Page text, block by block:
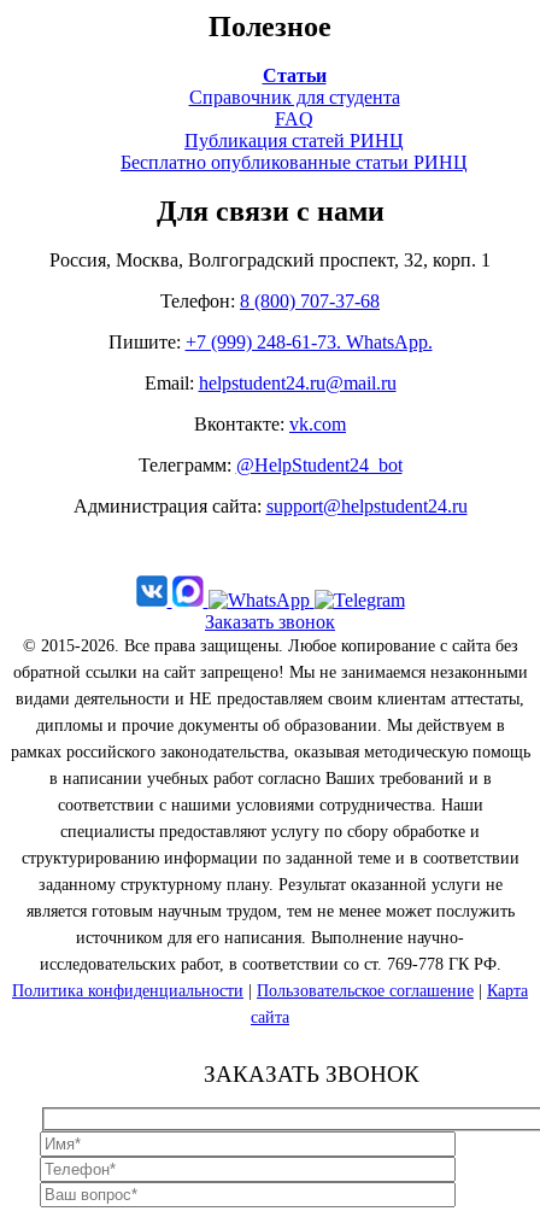
Полезное
Статьи
Справочник для студента
FAQ
Публикация статей РИНЦ
Бесплатно опубликованные статьи РИНЦ
Для связи с нами
Россия, Москва, Волгоградский проспект, 32, корп. 1
Телефон: 8 (800) 707-37-68
Пишите: +7 (999) 248-61-73. WhatsApp.
Email: helpstudent24.ru@mail.ru
Вконтакте: vk.com
Телеграмм: @HelpStudent24_bot
Администрация сайта: support@helpstudent24.ru
Заказать звонок
© 2015-2026. Все права защищены. Любое копирование с сайта без
обратной ссылки на сайт запрещено! Мы не занимаемся незаконными
видами деятельности и НЕ предоставляем своим клиентам аттестаты,
дипломы и прочие документы об образовании. Мы действуем в
рамках российского законодательства, оказывая методическую помощь
в написании учебных работ согласно Ваших требований и в
соответствии с нашими условиями сотрудничества. Наши
специалисты предоставляют услугу по сбору обработке и
структурированию информации по заданной теме и в соответствии
заданному структурному плану. Результат оказанной услуги не
является готовым научным трудом, тем не менее может послужить
источником для его написания. Выполнение научно-
исследовательских работ, в соответствии со ст. 769-778 ГК РФ.
Политика конфиденциальности
Пользовательское соглашение
Карта
сайта
ЗАКАЗАТЬ ЗВОНОК